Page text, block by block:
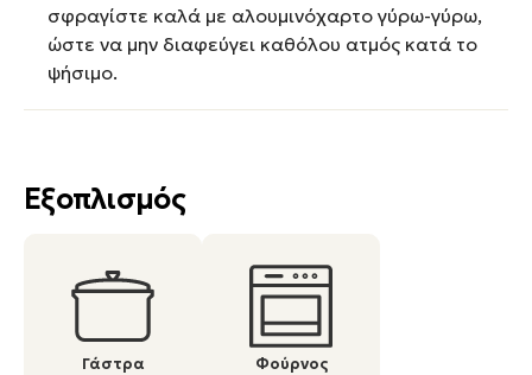
Εξοπλισμός
Γάστρα Φούρνος
σφραγίστε καλά με αλουμινόχαρτο γύρω-γύρω,
ώστε να μην διαφεύγει καθόλου ατμός κατά το
ψήσιμο.